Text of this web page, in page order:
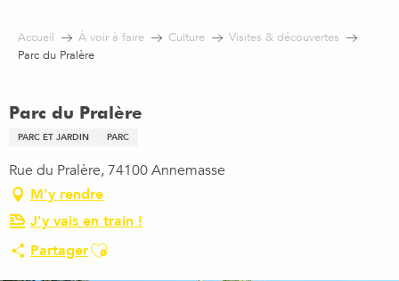
contenu
Accueil À voir à faire Culture
Visites & découvertes
Parc du Pralère
Parc du Pralère
PARC ET JARDIN PARC
Rue du Pralère, 74100 Annemasse
M'y rendre
J'y vais en train !
PartagerAjouter aux favoris